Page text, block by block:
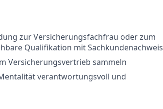
zur Versicherungsfachfrau oder zum
Qualifikation mit Sachkundenachweis
Versicherungsvertrieb sammeln
verantwortungsvoll und